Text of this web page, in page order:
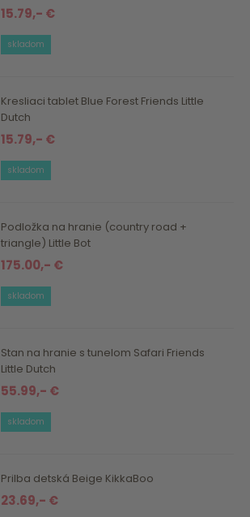
15.79,- €
skladom
Kresliaci tablet Blue Forest Friends Little
Dutch
15.79,- €
skladom
Podložka na hranie (country road +
triangle) Little Bot
175.00,- €
skladom
Stan na hranie s tunelom Safari Friends
Little Dutch
55.99,- €
skladom
Prilba detská Beige KikkaBoo
23.69,- €